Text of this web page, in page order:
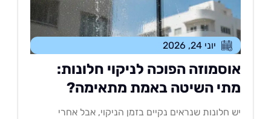
יוני 24, 2026
הפוכה לניקוי חלונות:
השיטה באמת מתאימה?
חלונות שנראים נקיים בזמן הניקוי, אבל אחרי